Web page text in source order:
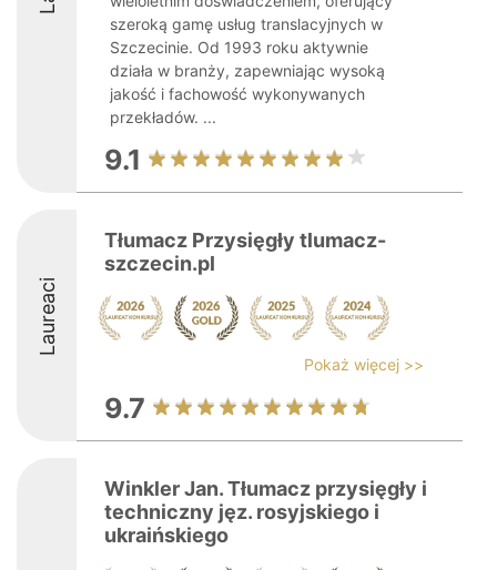
szeroką gamę usług translacyjnych w
Szczecinie. Od 1993 roku aktywnie
działa w branży, zapewniając wysoką
jakość i fachowość wykonywanych
przekładów. ...
9.1
Laureaci
Tłumacz Przysięgły tlumacz-
szczecin.pl
Pokaż więcej >>
9.7
Winkler Jan. Tłumacz przysięgły i
techniczny jęz. rosyjskiego i
ukraińskiego